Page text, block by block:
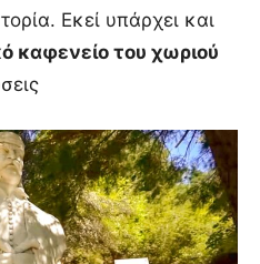
Εκεί υπάρχει και
καφενείο του χωριού